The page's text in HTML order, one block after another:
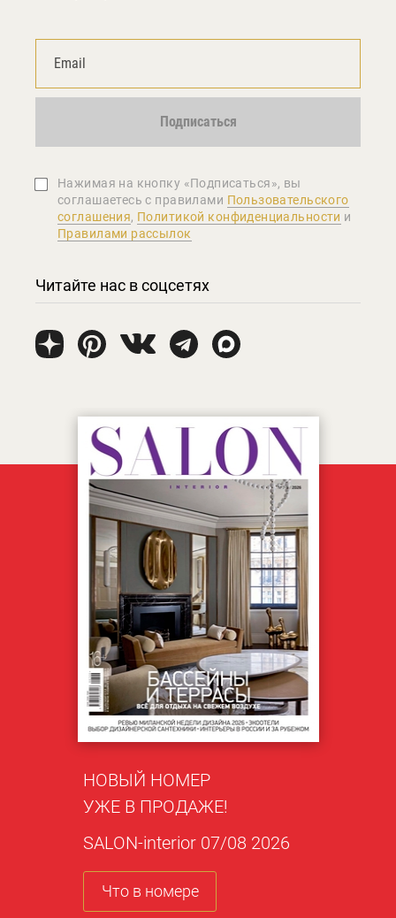
Подписаться
Нажимая на кнопку «Подписаться», вы
соглашаетеcь с правилами Пользовательского
соглашения, Политикой конфиденциальности и
Правилами рассылок
Читайте нас в соцсетях
НОВЫЙ НОМЕР
УЖЕ В ПРОДАЖЕ!
SALON-interior 07/08 2026
Что в номере